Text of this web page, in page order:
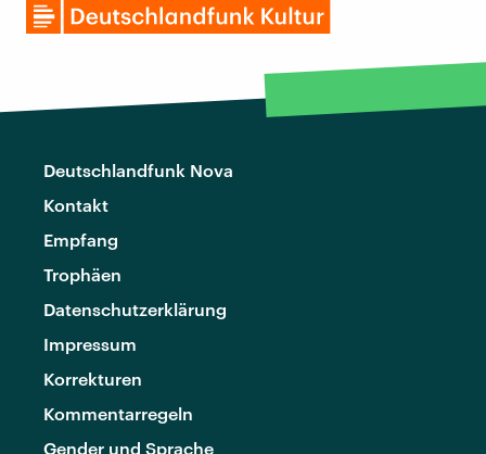
Deutschlandfunk Nova
Kontakt
Empfang
Trophäen
Datenschutzerklärung
Impressum
Korrekturen
Kommentarregeln
Gender und Sprache